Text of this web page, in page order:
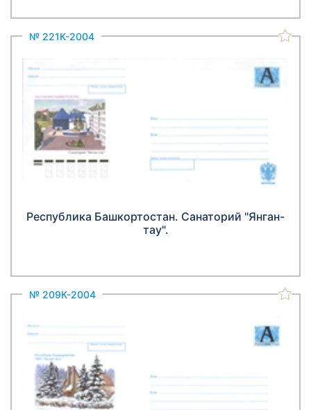
№ 221К-2004
Республика Башкортостан. Санаторий "Янган-
тау".
№ 209К-2004